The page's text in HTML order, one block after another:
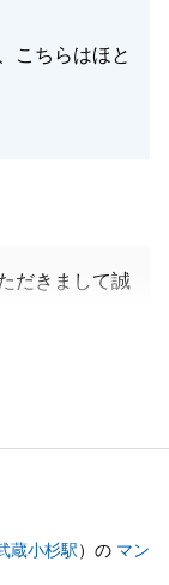
こちらはほと
だきまして誠
まして助かり
蔵小杉駅）の マン